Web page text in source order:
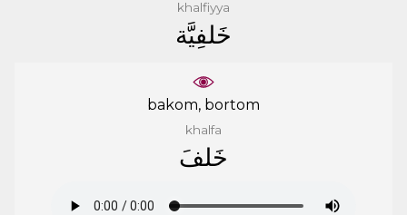
khalfiyya
ﺧَﻠﻔِﻴَّﺔ
bakom, bortom
khalfa
ﺧَﻠﻒَ